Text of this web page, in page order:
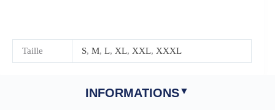
Taille S, M, L, XL, XXL, XXXL
INFORMATIONS